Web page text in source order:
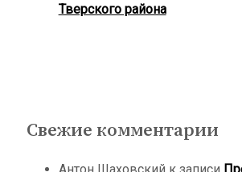
Тверского района
Свежие комментарии
Антон Шаховский к записи